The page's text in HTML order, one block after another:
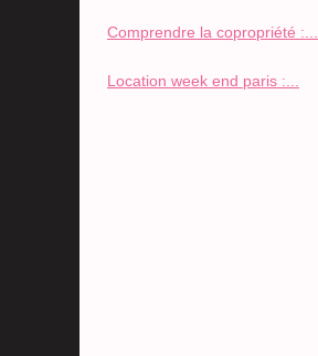
Comprendre la copropriété :...
Location week end paris :...